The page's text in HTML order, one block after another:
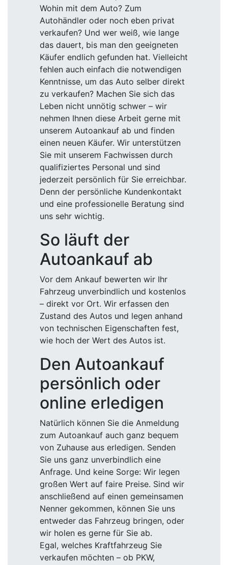
Wohin mit dem Auto? Zum
Autohändler oder noch eben privat
verkaufen? Und wer weiß, wie lange
das dauert, bis man den geeigneten
Käufer endlich gefunden hat. Vielleicht
fehlen auch einfach die notwendigen
Kenntnisse, um das Auto selber direkt
zu verkaufen? Machen Sie sich das
Leben nicht unnötig schwer – wir
nehmen Ihnen diese Arbeit gerne mit
unserem Autoankauf ab und finden
einen neuen Käufer. Wir unterstützen
Sie mit unserem Fachwissen durch
qualifiziertes Personal und sind
jederzeit persönlich für Sie erreichbar.
Denn der persönliche Kundenkontakt
und eine professionelle Beratung sind
uns sehr wichtig.
So läuft der
Autoankauf ab
Vor dem Ankauf bewerten wir Ihr
Fahrzeug unverbindlich und kostenlos
– direkt vor Ort. Wir erfassen den
Zustand des Autos und legen anhand
von technischen Eigenschaften fest,
wie hoch der Wert des Autos ist.
Den Autoankauf
persönlich oder
online erledigen
Natürlich können Sie die Anmeldung
zum Autoankauf auch ganz bequem
von Zuhause aus erledigen. Senden
Sie uns ganz unverbindlich eine
Anfrage. Und keine Sorge: Wir legen
großen Wert auf faire Preise. Sind wir
anschließend auf einen gemeinsamen
Nenner gekommen, können Sie uns
entweder das Fahrzeug bringen, oder
wir holen es gerne für Sie ab.
Egal, welches Kraftfahrzeug Sie
verkaufen möchten – ob PKW,